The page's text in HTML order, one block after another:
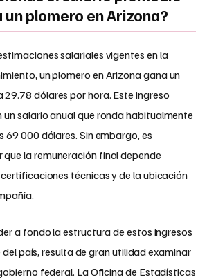
plomero en Arizona?
salariales vigentes en la
un plomero en Arizona gana un
dólares por hora. Este ingreso
un salario anual que ronda habitualmente
69 000 dólares. Sin embargo, es
la remuneración final depende
técnicas y de la ubicación
a fondo la estructura de estos ingresos
del país, resulta de gran utilidad examinar
federal. La Oficina de Estadísticas